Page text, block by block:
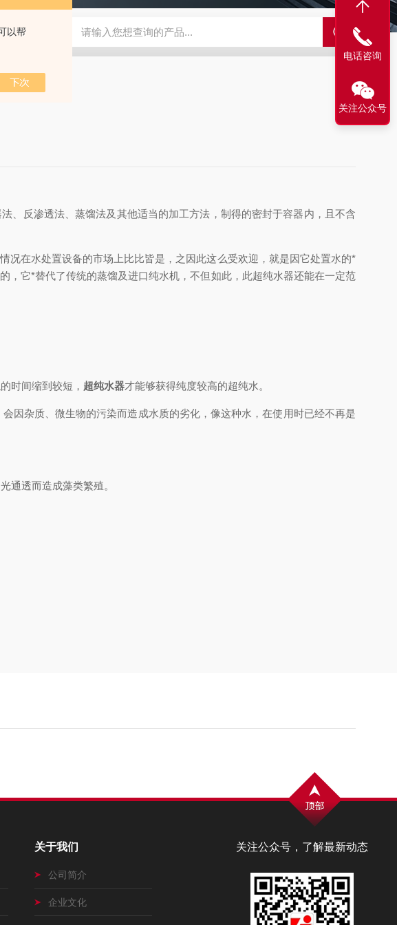
以帮
携离子色谱仪 LX-60LX-60淋洗液发生器 EPFIA-120全自动流动注射分析仪
、反渗透法、蒸馏法及其他适当的加工方法，制得的密封于容器内，且不含
在水处置设备的市场上比比皆是，之因此这么受欢迎，就是因它处置水的*
，它*替代了传统的蒸馏及进口纯水机，不但如此，此超纯水器还能在一定范
时间缩到较短， 超纯水器才能够获得纯度较高的超纯水。
杂质、微生物的污染而造成水质的劣化，像这种水，在使用时已经不再是
透而造成藻类繁殖。
关注公众号，了解最新动态
关于我们
公司简介
企业文化
电话咨询
关注公众号